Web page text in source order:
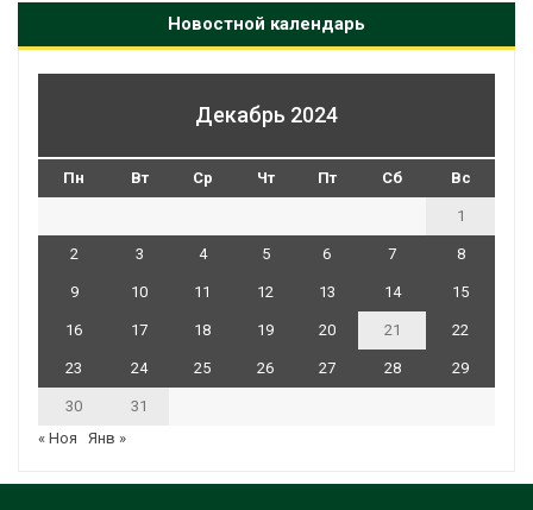
Новостной календарь
Декабрь 2024
Пн Вт Ср Чт Пт Сб Вс
1
2 3 4 5 6 7 8
9 10 11 12 13 14 15
16 17 18 19 20 21 22
23 24 25 26 27 28 29
30
31
« Ноя
Янв »